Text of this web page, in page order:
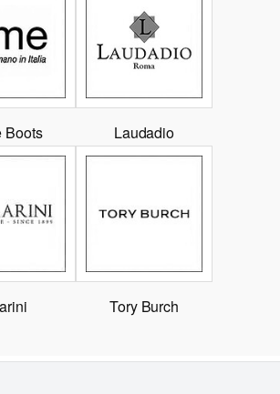
Boots Laudadio
Tory Burch